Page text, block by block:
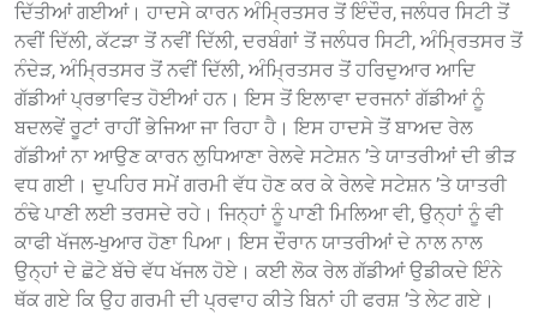
ਦਿੱਤੀਆਂ ਗਈਆਂ। ਹਾਦਸੇ ਕਾਰਨ ਅੰਮ੍ਰਿਤਸਰ ਤੋਂ ਇੰਦੌਰ, ਜਲੰਧਰ ਸਿਟੀ ਤੋਂ
ਨਵੀਂ ਦਿੱਲੀ, ਕੱਟੜਾ ਤੋਂ ਨਵੀਂ ਦਿੱਲੀ, ਦਰਬੰਗਾਂ ਤੋਂ ਜਲੰਧਰ ਸਿਟੀ, ਅੰਮ੍ਰਿਤਸਰ ਤੋਂ
ਨੰਦੇੜ, ਅੰਮ੍ਰਿਤਸਰ ਤੋਂ ਨਵੀਂ ਦਿੱਲੀ, ਅੰਮ੍ਰਿਤਸਰ ਤੋਂ ਹਰਿਦੁਆਰ ਆਦਿ
ਗੱਡੀਆਂ ਪ੍ਰਭਾਵਿਤ ਹੋਈਆਂ ਹਨ। ਇਸ ਤੋਂ ਇਲਾਵਾ ਦਰਜਨਾਂ ਗੱਡੀਆਂ ਨੂੰ
ਬਦਲਵੇਂ ਰੂਟਾਂ ਰਾਹੀਂ ਭੇਜਿਆ ਜਾ ਰਿਹਾ ਹੈ। ਇਸ ਹਾਦਸੇ ਤੋਂ ਬਾਅਦ ਰੇਲ
ਗੱਡੀਆਂ ਨਾ ਆਉਣ ਕਾਰਨ ਲੁਧਿਆਣਾ ਰੇਲਵੇ ਸਟੇਸ਼ਨ ’ਤੇ ਯਾਤਰੀਆਂ ਦੀ ਭੀੜ
ਵਧ ਗਈ। ਦੁਪਹਿਰ ਸਮੇਂ ਗਰਮੀ ਵੱਧ ਹੋਣ ਕਰ ਕੇ ਰੇਲਵੇ ਸਟੇਸ਼ਨ ’ਤੇ ਯਾਤਰੀ
ਠੰਢੇ ਪਾਣੀ ਲਈ ਤਰਸਦੇ ਰਹੇ। ਜਿਨ੍ਹਾਂ ਨੂੰ ਪਾਣੀ ਮਿਲਿਆ ਵੀ, ਉਨ੍ਹਾਂ ਨੂੰ ਵੀ
ਕਾਫੀ ਖੱਜਲ-ਖੁਆਰ ਹੋਣਾ ਪਿਆ। ਇਸ ਦੌਰਾਨ ਯਾਤਰੀਆਂ ਦੇ ਨਾਲ ਨਾਲ
ਉਨ੍ਹਾਂ ਦੇ ਛੋਟੇ ਬੱਚੇ ਵੱਧ ਖੱਜਲ ਹੋਏ। ਕਈ ਲੋਕ ਰੇਲ ਗੱਡੀਆਂ ਉਡੀਕਦੇ ਇੰਨੇ
ਥੱਕ ਗਏ ਕਿ ਉਹ ਗਰਮੀ ਦੀ ਪ੍ਰਵਾਹ ਕੀਤੇ ਬਿਨਾਂ ਹੀ ਫਰਸ਼ ’ਤੇ ਲੇਟ ਗਏ।